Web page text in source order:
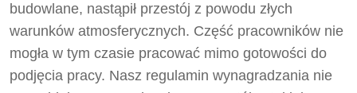
budowlane, nastąpił przestój z powodu złych
warunków atmosferycznych. Część pracowników nie
mogła w tym czasie pracować mimo gotowości do
podjęcia pracy. Nasz regulamin wynagradzania nie